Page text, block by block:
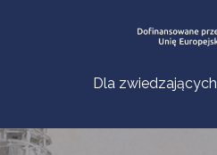
Dla zwiedzających